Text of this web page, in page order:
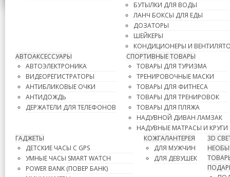
БУТЫЛКИ ДЛЯ ВОДЫ
ЛАНЧ БОКСЫ ДЛЯ ЕДЫ
ДОЗАТОРЫ
ШЕЙКЕРЫ
КОНДИЦИОНЕРЫ И
АВТОАКСЕССУАРЫ
АВТОЭЛЕКТРОНИКА
ВИДЕОРЕГИСТРАТОРЫ
АНТИБЛИКОВЫЕ ОЧКИ
АНТИДОЖДЬ
ДЕРЖАТЕЛИ ДЛЯ ТЕЛЕФОНОВ
СПОРТИВНЫЕ ТОВАРЫ
ТОВАРЫ ДЛЯ ТУРИЗМА
ТРЕНИРОВОЧНЫЕ МАСКИ
ТОВАРЫ ДЛЯ ФИТНЕСА
ТОВАРЫ ДЛЯ ТРЕНИРОВОК
ТОВАРЫ ДЛЯ ПЛЯЖА
НАДУВНОЙ ДИВАН ЛАМЗАК
НАДУВНЫЕ МАТРАСЫ И КРУГИ
ГАДЖЕТЫ
ДЕТСКИЕ ЧАСЫ С GPS
УМНЫЕ ЧАСЫ SMART WATCH
POWER BANK (ПОВЕР БАНК)
КОЖГАЛАНТЕРЕЯ
ДЛЯ МУЖЧИН
ДЛЯ ДЕВУШЕК
3D